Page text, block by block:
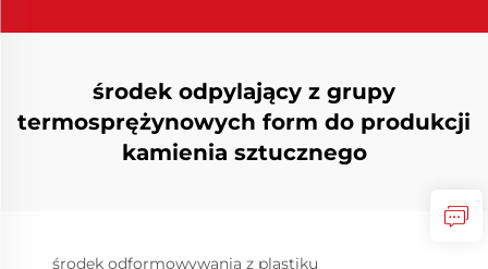
środek odpylający z grupy
termosprężynowych form do produkcji
kamienia sztucznego
środek odformowywania z plastiku